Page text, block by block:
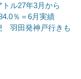
ル27年3月から
％＝6月実績
羽田発神戸行きも